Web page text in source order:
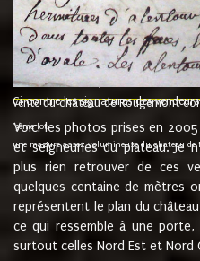
que le dit seigneur Baron de la
de la Velliere tout ainsi et
présent......"
suivent les rentes, donation des
Ci contre les signatures des
vente du château de Rougemont
"3ème lot
une mazure assez volumineuse du chateau de
Voici les photos prises en
et seigneuries du plateau. Je
plus rien retrouver de ces
quelques centaine de mètres
représentent le plan du
ce qui ressemble à une porte,
surtout celles Nord Est et Nord